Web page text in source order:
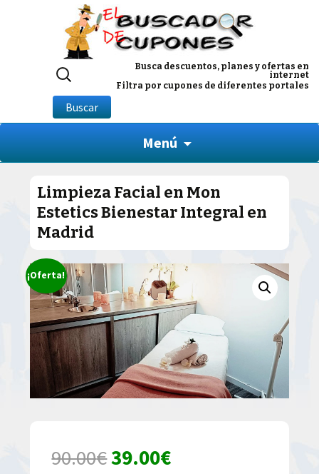
Busca descuentos, planes y ofertas en
internet
Filtra por cupones de diferentes portales
Buscar
por:
Buscar
Menú
Limpieza Facial en Mon
Estetics Bienestar Integral en
Madrid
¡Oferta!
90.00€El
39.00€El